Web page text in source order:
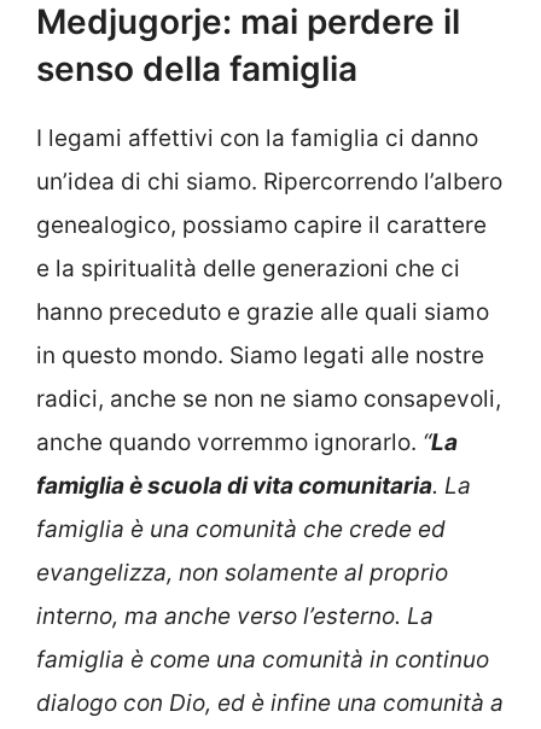
Medjugorje: mai perdere il
senso della famiglia
I legami affettivi con la famiglia ci danno
un’idea di chi siamo. Ripercorrendo l’albero
genealogico, possiamo capire il carattere
e la spiritualità delle generazioni che ci
hanno preceduto e grazie alle quali siamo
in questo mondo. Siamo legati alle nostre
radici, anche se non ne siamo consapevoli,
anche quando vorremmo ignorarlo. “La
famiglia è scuola di vita comunitaria. La
famiglia è una comunità che crede ed
evangelizza, non solamente al proprio
interno, ma anche verso l’esterno. La
famiglia è come una comunità in continuo
dialogo con Dio, ed è infine una comunità a